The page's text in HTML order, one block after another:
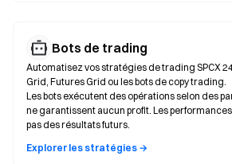
Bots de trading
Automatisez vos stratégies de trading SPCX
Grid, Futures Grid ou les bots de copy trading.
Les bots exécutent des opérations selon des
ne garantissent aucun profit. Les
pas des résultats futurs.
Explorer les stratégies →